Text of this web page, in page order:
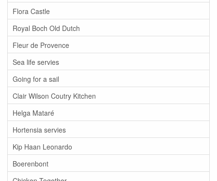
Flora Castle
Royal Boch Old Dutch
Fleur de Provence
Sea life servies
Going for a sail
Clair Wilson Coutry Kitchen
Helga Mataré
Hortensia servies
Kip Haan Leonardo
Boerenbont